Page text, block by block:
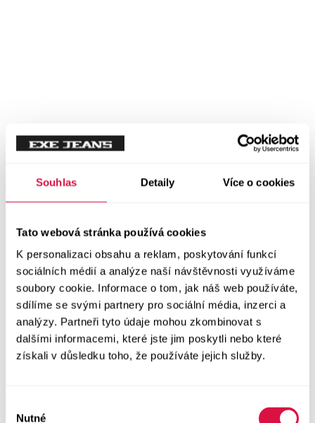
Souhlas Detaily Více o cookies
Tato webová stránka používá cookies
K personalizaci obsahu a reklam, poskytování funkcí
sociálních médií a analýze naší návštěvnosti využíváme
soubory cookie. Informace o tom, jak náš web používáte,
sdílíme se svými partnery pro sociální média, inzerci a
analýzy. Partneři tyto údaje mohou zkombinovat s
dalšími informacemi, které jste jim poskytli nebo které
získali v důsledku toho, že používáte jejich služby.
Nutné